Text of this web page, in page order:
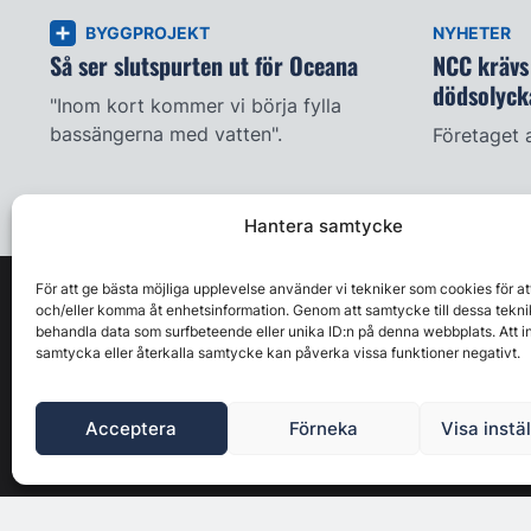
Hantera samtycke
För att ge bästa möjliga upplevelse använder vi tekniker som cookies för
och/eller komma åt enhetsinformation. Genom att samtycke till dessa
behandla data som surfbeteende eller unika ID:n på denna webbplats. Att
samtycka eller återkalla samtycke kan påverka vissa funktioner negativt.
Acceptera Förneka Visa
BYGGPROJEKT
Så ser slutspurten ut för Oceana
"Inom kort kommer vi börja fylla
bassängerna med vatten".
NYHETER
NCC
Företaget